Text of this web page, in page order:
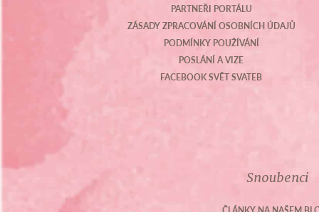
PARTNEŘI PORTÁLU
ZÁSADY ZPRACOVÁNÍ OSOBNÍCH ÚDAJŮ
PODMÍNKY POUŽÍVÁNÍ
POSLÁNÍ A VIZE
FACEBOOK SVĚT SVATEB
Snoubenci